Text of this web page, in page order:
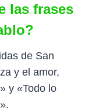
las frases
de San
y el amor,
y «Todo lo